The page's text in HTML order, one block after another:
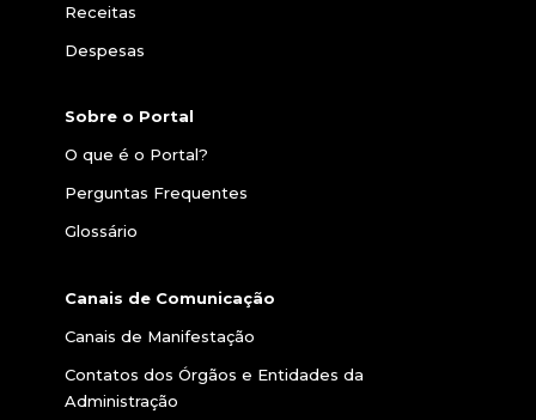
Receitas
Despesas
Sobre o Portal
O que é o Portal?
Perguntas Frequentes
Glossário
Canais de Comunicação
Canais de Manifestação
Contatos dos Órgãos e Entidades da
Administração